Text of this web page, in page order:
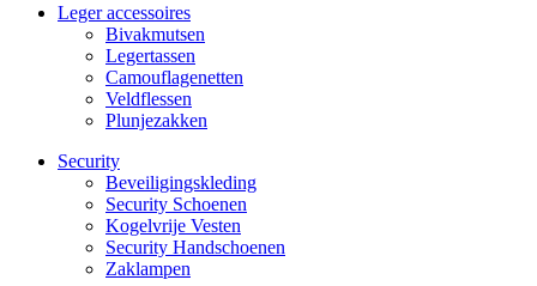
Leger accessoires
Bivakmutsen
Legertassen
Camouflage­­netten
Veldflessen
Plunjezakken
Security
Beveiligings­­kleding
Security Schoenen
Kogelvrije Vesten
Security Hand­­schoenen
Zaklampen